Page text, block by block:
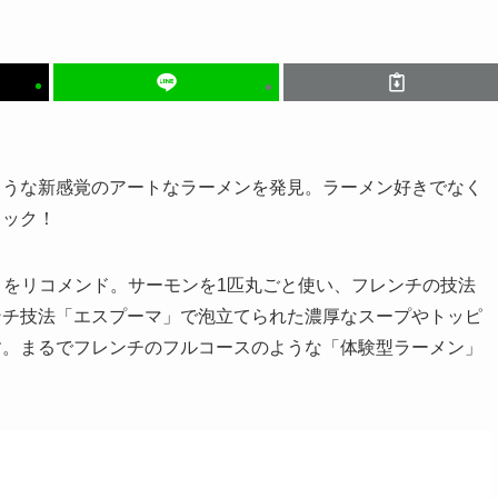
な新感覚のアートなラーメンを発見。ラーメン好きでなく
ク！
リコメンド。サーモンを1匹丸ごと使い、フレンチの技法
技法「エスプーマ」で泡立てられた濃厚なスープやトッピ
まるでフレンチのフルコースのような「体験型ラーメン」